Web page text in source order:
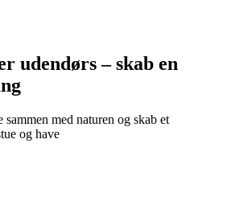
udendørs – skab en
med naturen og skab et
og have